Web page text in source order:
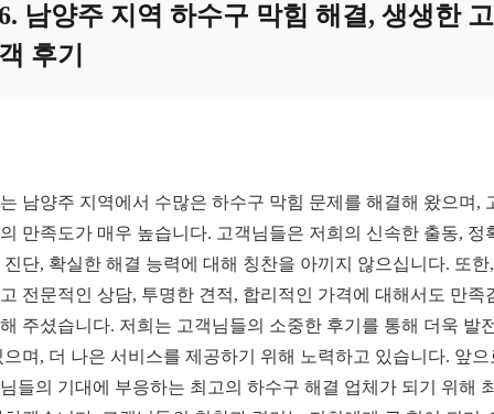
남양주 지역 하수구 막힘 해결, 생생한 고
후기
남양주 지역에서 수많은 하수구 막힘 문제를 해결해 왔으며,
만족도가 매우 높습니다. 고객님들은 저희의 신속한 출동, 정
진단, 확실한 해결 능력에 대해 칭찬을 아끼지 않으십니다. 또한
전문적인 상담, 투명한 견적, 합리적인 가격에 대해서도 만족
주셨습니다. 저희는 고객님들의 소중한 후기를 통해 더욱 발
으며, 더 나은 서비스를 제공하기 위해 노력하고 있습니다. 앞으
들의 기대에 부응하는 최고의 하수구 해결 업체가 되기 위해